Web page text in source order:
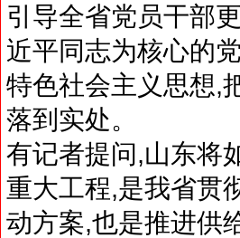
引导全省党员干部
近平同志为核心的
特色社会主义思想,
落到实处。
有记者提问,山东将
重大工程,是我省贯
动方案,也是推进供